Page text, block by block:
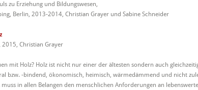
zu Erziehung und Bildungswesen,
Berlin, 2013-2014, Christian Grayer und Sabine Schneider
2015, Christian Grayer
mit Holz? Holz ist nicht nur einer der ältesten sondern auch
bzw. -bindend, ökonomisch, heimisch, wärmedämmend und nicht
muss in allen Belangen den menschlichen Anforderungen an